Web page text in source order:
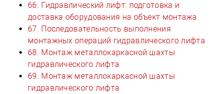
66. Гидравлический лифт: подготовка и
доставка оборудования на объект монтажа
67. Последовательность выполнения
монтажных операций гидравлического лифта
68. Монтаж металлокаркасной шахты
гидравлического лифта
69. Монтаж металлокаркасной шахты
гидравлического лифта